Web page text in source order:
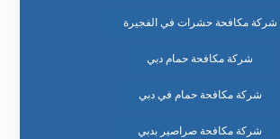
شركة مكافحة حشرات في الفجيرة
شركة مكافحة حمام دبي
شركة مكافحة حمام في دبي
شركة مكافحة صراصير بدبي